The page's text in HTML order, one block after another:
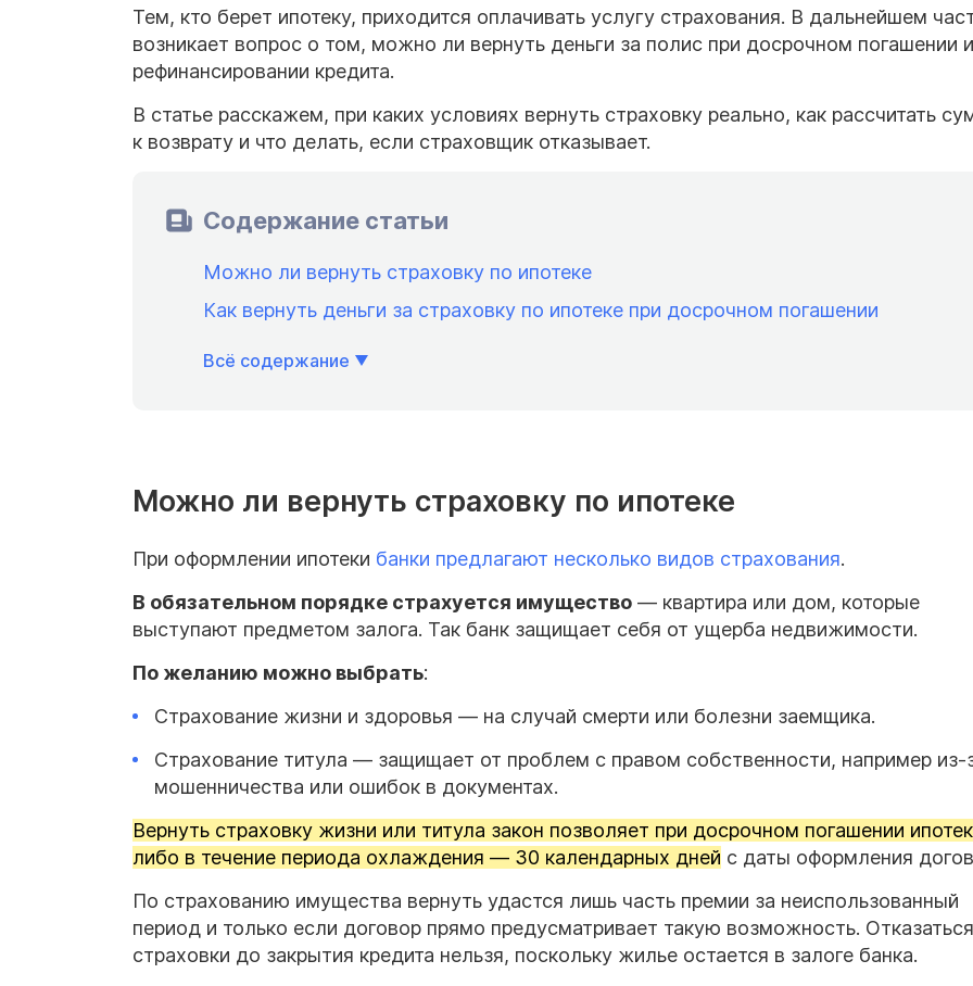
Тем, кто берет ипотеку, приходится оплачивать услугу страхования. В дальнейшем
возникает вопрос о том, можно ли вернуть деньги за полис при досрочном погашении
рефинансировании кредита.
В статье расскажем, при каких условиях вернуть страховку реально, как рассчитать
к возврату и что делать, если страховщик отказывает.
Содержание статьи
Можно ли вернуть страховку по ипотеке
Как вернуть деньги за страховку по ипотеке при досрочном погашении
Всё содержание
Можно ли вернуть страховку по ипотеке
При оформлении ипотеки банки предлагают несколько видов страхования.
В обязательном порядке страхуется имущество — квартира или дом, которые
выступают предметом залога. Так банк защищает себя от ущерба недвижимости.
По желанию можно выбрать:
Страхование жизни и здоровья — на случай смерти или болезни заемщика.
Страхование титула — защищает от проблем с правом собственности, например из-
мошенничества или ошибок в документах.
Вернуть страховку жизни или титула закон позволяет при досрочном погашении
либо в течение периода охлаждения — 30 календарных дней с даты оформления
По страхованию имущества вернуть удастся лишь часть премии за неиспользованный
период и только если договор прямо предусматривает такую возможность.
страховки до закрытия кредита нельзя, поскольку жилье остается в залоге банка.